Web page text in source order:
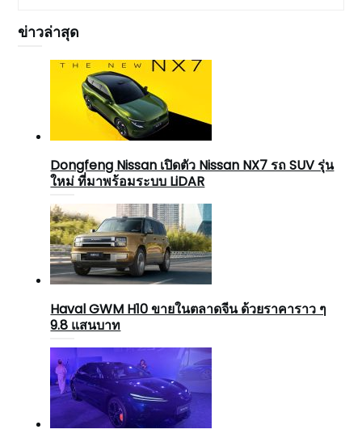
ข่าวล่าสุด
Dongfeng Nissan เปิดตัว Nissan NX7 รถ SUV รุ่น
ใหม่ ที่มาพร้อมระบบ LiDAR
Haval GWM H10 ขายในตลาดจีน ด้วยราคาราว ๆ
9.8 แสนบาท